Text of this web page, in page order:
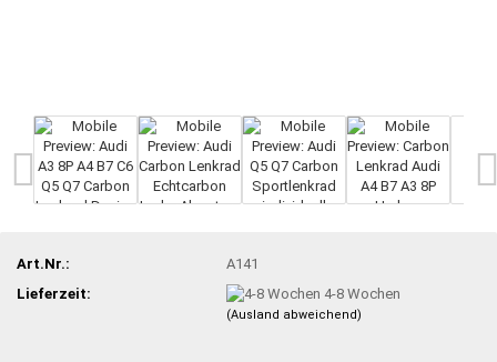
Art.Nr.:
A141
Lieferzeit:
4-8 Wochen
(Ausland abweichend)